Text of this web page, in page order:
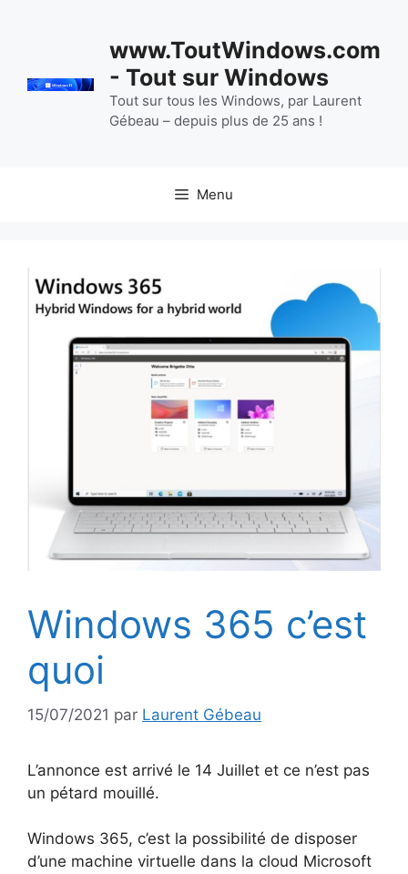
www.ToutWindows.com
- Tout sur Windows
Tout sur tous les Windows, par Laurent
Gébeau – depuis plus de 25 ans !
Menu
Windows 365 c’est
quoi
15/07/2021 par Laurent Gébeau
L’annonce est arrivé le 14 Juillet et ce n’est pas
un pétard mouillé.
Windows 365, c’est la possibilité de disposer
d’une machine virtuelle dans la cloud Microsoft